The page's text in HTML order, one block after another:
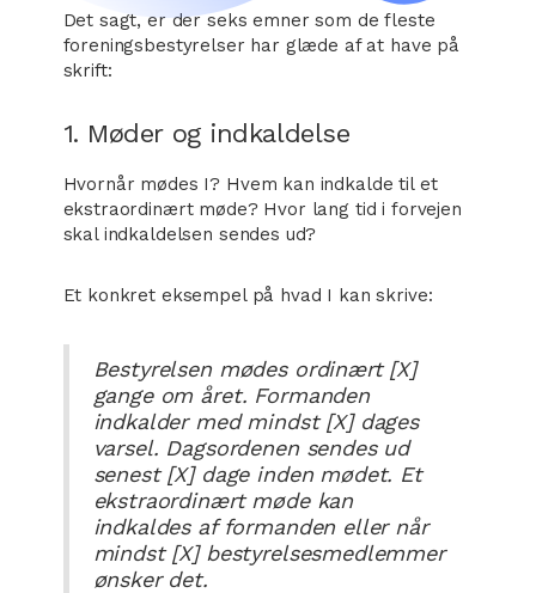
Det sagt, er der seks emner som de fleste
foreningsbestyrelser har glæde af at have på
skrift:
1. Møder og indkaldelse
Hvornår mødes I? Hvem kan indkalde til et
ekstraordinært møde? Hvor lang tid i forvejen
skal indkaldelsen sendes ud?
Et konkret eksempel på hvad I kan skrive:
Bestyrelsen mødes ordinært [X]
gange om året. Formanden
indkalder med mindst [X] dages
varsel. Dagsordenen sendes ud
senest [X] dage inden mødet. Et
ekstraordinært møde kan
indkaldes af formanden eller når
mindst [X] bestyrelsesmedlemmer
ønsker det.